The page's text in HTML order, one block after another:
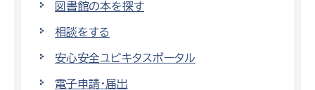
図書館の本を探す
相談をする
安心安全ユビキタスポータル
電子申請・届出